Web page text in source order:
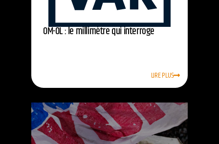
OM-OL : le millimètre qui interroge
LIRE PLUS